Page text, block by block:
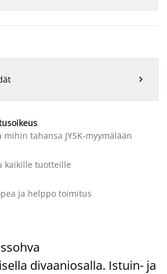

tahansa JYSK-myymälään
kaikille tuotteille
ja helppo toimitus
divaaniosalla. Istuin- ja